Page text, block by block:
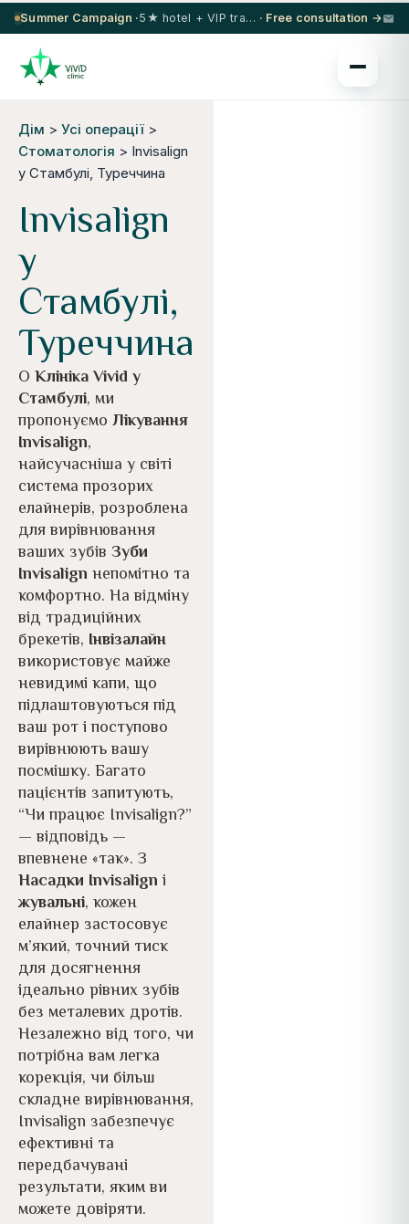
Summer Campaign · 5★ hotel + VIP transfer on select procedures · Free consultation →
Дім > Усі операції >
Стоматологія > Invisalign
у Стамбулі, Туреччина
Invisalign
у
Стамбулі,
Туреччина
О Клініка Vivid у
Стамбулі, ми
пропонуємо Лікування
Invisalign,
найсучасніша у світі
система прозорих
елайнерів, розроблена
для вирівнювання
ваших зубів Зуби
Invisalign непомітно та
комфортно. На відміну
від традиційних
брекетів, Інвізалайн
використовує майже
невидимі капи, що
підлаштовуються під
ваш рот і поступово
вирівнюють вашу
посмішку. Багато
пацієнтів запитують,
“Чи працює Invisalign?”
— відповідь —
впевнене «так». З
Насадки Invisalignі
жувальні, кожен
елайнер застосовує
м’який, точний тиск
для досягнення
ідеально рівних зубів
без металевих дротів.
Незалежно від того, чи
потрібна вам легка
корекція, чи більш
складне вирівнювання,
Invisalign забезпечує
ефективні та
передбачувані
результати, яким ви
можете довіряти.